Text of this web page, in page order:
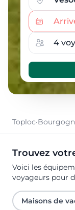
Toploc·
Trouvez
Voici les
voyageurs pour
Maisons de